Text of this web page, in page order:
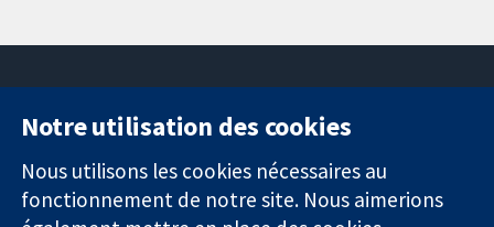
Des données
probantes.
11-13 Cavendish
Square
Londres
W1G0AN
nous
Actualités
Service de
Notre utilisation des cookies
Nous utilisons les cookies nécessaires au
fonctionnement de notre site. Nous aimerions